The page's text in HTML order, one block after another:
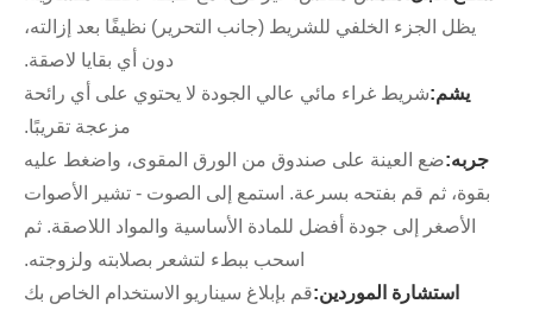
يظل الجزء الخلفي للشريط (جانب التحرير) نظيفًا بعد إزالته،
دون أي بقايا لاصقة.
يشم:شريط غراء مائي عالي الجودة لا يحتوي على أي رائحة
مزعجة تقريبًا.
جربه:ضع العينة على صندوق من الورق المقوى، واضغط عليه
بقوة، ثم قم بفتحه بسرعة. استمع إلى الصوت - تشير الأصوات
الأصغر إلى جودة أفضل للمادة الأساسية والمواد اللاصقة. ثم
اسحب ببطء لتشعر بصلابته ولزوجته.
استشارة الموردين:قم بإبلاغ سيناريو الاستخدام الخاص بك